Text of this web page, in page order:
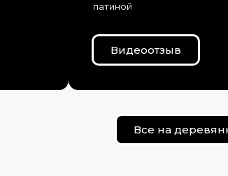
патиной
Видеоотзыв
Все на